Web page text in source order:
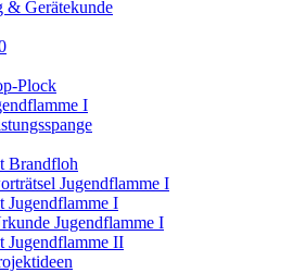
& Gerätekunde
Plock
I
Brandfloh
Jugendflamme I
Jugendflamme I
Jugendflamme I
Jugendflamme II